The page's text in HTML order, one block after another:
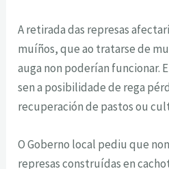
A retirada das represas
muíños, que ao tratarse de
auga non poderían funcionar.
sen a posibilidade de rega
recuperación de pastos ou
O Goberno local pediu que
represas construídas en